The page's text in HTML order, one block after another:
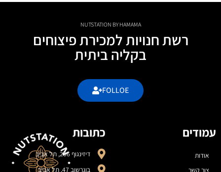
NUTSTATION BY HAMAMA
רשת חנויות למכירת פיצוחים
בקליה ביתית
FOLLOE
עמודים
אודות
צור קשר
כתובות
דיזינגוף 206, תל אביב
בוגרשוב 47, תל אביב